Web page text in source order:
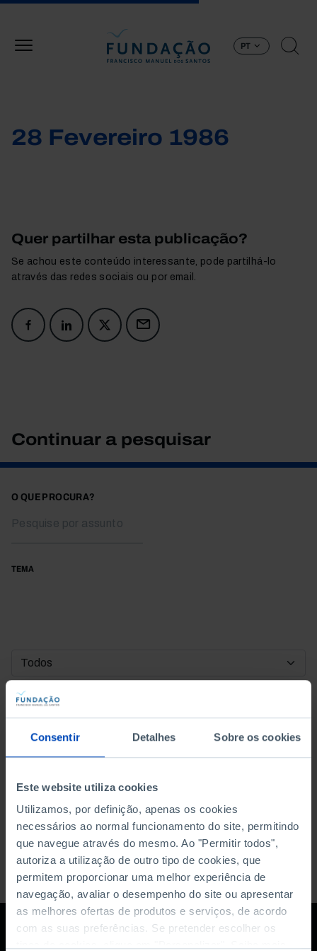
Consentir Detalhes Sobre os cookies
Este website utiliza cookies
Utilizamos, por definição, apenas os cookies
necessários ao normal funcionamento do site, permitindo
que navegue através do mesmo. Ao "Permitir todos",
autoriza a utilização de outro tipo de cookies, que
permitem proporcionar uma melhor experiência de
navegação, avaliar o desempenho do site ou apresentar
as melhores ofertas de produtos e serviços, de acordo
com as suas preferências. Se pretender escolher os
PT
28 Fevereiro 1986
Quer partilhar esta publicação?
Se achou este conteúdo interessante, pode partilhá-lo
através das redes sociais ou por email.
Continuar a pesquisar
O QUE PROCURA?
TEMA
DATA DE INÍCIO
DATA DE FIM